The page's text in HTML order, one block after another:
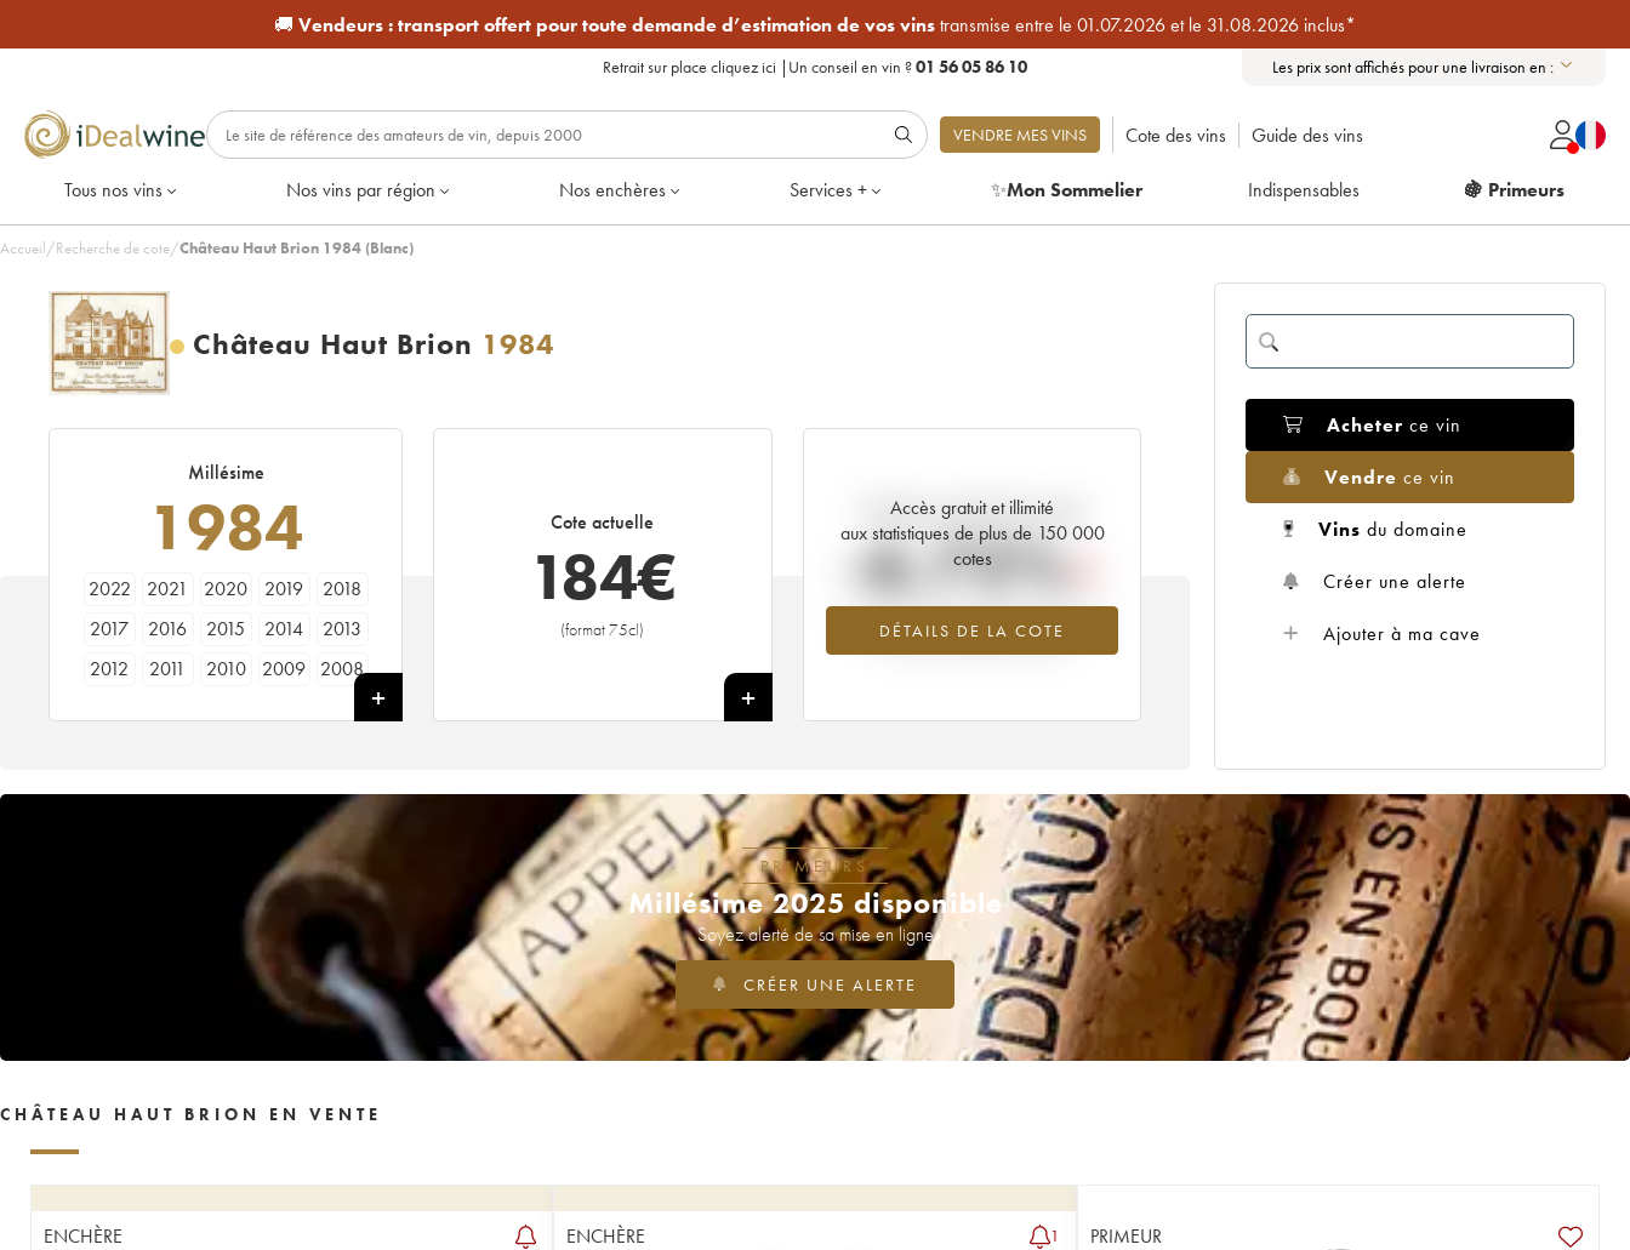
🚚 Vendeurs :transport offert pour toute demande d’estimation de vos vinstransmise entre le 01.07.2026 et le 31.08.2026 inclus*
Retrait sur place cliquez ici | Un conseil en vin ?01 56 05 86 10 Les prix sont affichés pour une livraison en :
VENDRE MES VINS Cote des vins Guide des vins
Tous nos vins Nos vins par région Nos enchères Services + ✨Mon Sommelier Indispensables 🍇 Primeurs
Accueil/Recherche de cote/Château Haut Brion 1984 (Blanc)
Château Haut Brion 1984
Millésime
1984
2022 2021 2020 2019
2018
2017
2016 2015 2014
2013
2012
2011 2010 2009
2008
1997
1996 1995 1994
1993
1988
1987
1983
1982
1978
1977
1967
1961
1960
1953
1950
1945
1943 1936 1934
Cote actuelle
184€
(format 75cl)
+
Accès gratuit et illimité
aux statistiques de plus de 150 000
cotes
DÉTAILS DE LA COTE
Tendance actuelle de la cote
-6.72%
Tendance à la baisse du millésime 1984
en 2026 par rapport à 2025
Acheter ce vin
Vendre ce vin
Vins du domaine
Créer une alerte
Ajouter à ma cave
PRIMEURS
Millésime 2025 disponible
Soyez alerté de sa mise en ligne
CRÉER UNE ALERTE
CHÂTEAU HAUT BRION EN VENTE
ENCHÈRE ENCHÈRE 1 PRIMEUR